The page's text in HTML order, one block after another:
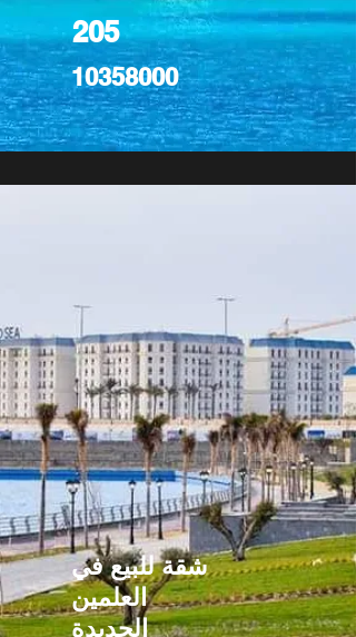
205
10358000
شقة للبيع في
العلمين
الجديدة